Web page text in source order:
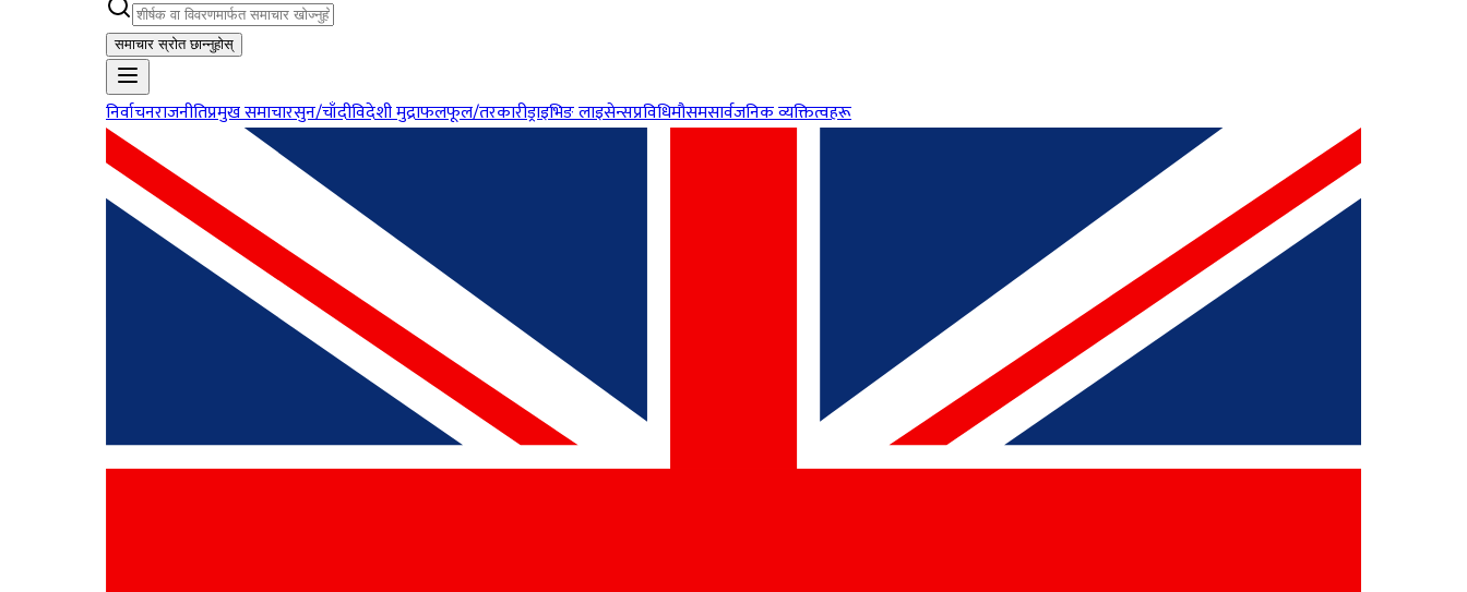
समाचार स्रोत छान्नुहोस्
निर्वाचनराजनीतिप्रमुख समाचारसुन/चाँदीविदेशी मुद्राफलफूल/तरकारीड्राइभिङ लाइसेन्सप्रविधिमौसमसार्वजनिक व्यक्तित्वहरू